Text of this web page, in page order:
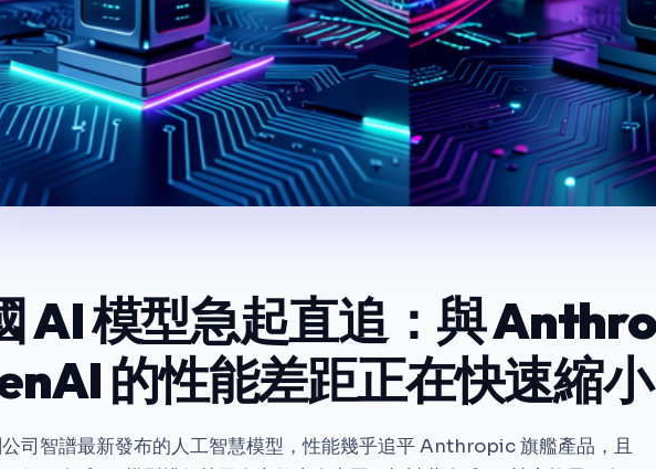
AI 模型急起直追：與
的性能差距正在快速縮小
司智譜最新發布的人工智慧模型，性能幾乎追平 Anthropic 旗艦產品，且